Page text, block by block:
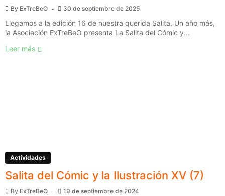
By ExTreBeO 30 de septiembre de 2025
Llegamos a la edición 16 de nuestra querida Salita. Un año más,
la Asociación ExTreBeO presenta La Salita del Cómic y...
Leer más
Actividades
Salita del Cómic y la Ilustración XV (7)
By ExTreBeO 19 de septiembre de 2024